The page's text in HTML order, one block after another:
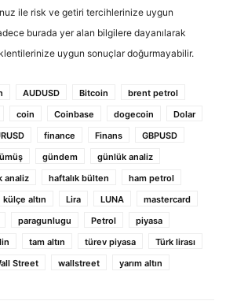
ile risk ve getiri tercihlerinize uygun
burada yer alan bilgilere dayanılarak
uygun sonuçlar doğurmayabilir.
AUDUSD Bitcoin
brent petrol
coin Coinbase dogecoin
Dolar
finance Finans
GBPUSD
gündem
günlük analiz
analiz haftalık bülten
ham petrol
külçe altın Lira LUNA
mastercard
paragunlugu Petrol
piyasa
tam altın türev piyasa
Türk lirası
Street wallstreet yarım altın